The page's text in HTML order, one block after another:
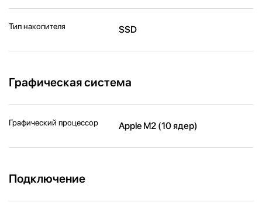
Тип накопителя SSD
Графическая система
Графический процессор Apple M2 (10 ядер)
Подключение